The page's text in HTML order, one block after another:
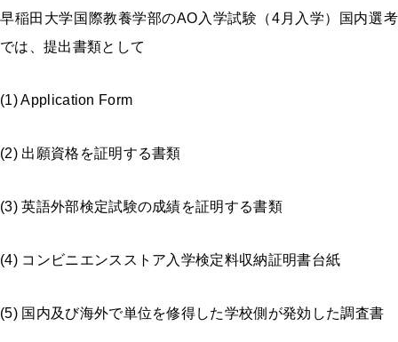
早稲田大学国際教養学部のAO入学試験（4月入学）国内選考
では、提出書類として
(1) Application Form
(2) 出願資格を証明する書類
(3) 英語外部検定試験の成績を証明する書類
(4) コンビニエンスストア入学検定料収納証明書台紙
(5) 国内及び海外で単位を修得した学校側が発効した調査書